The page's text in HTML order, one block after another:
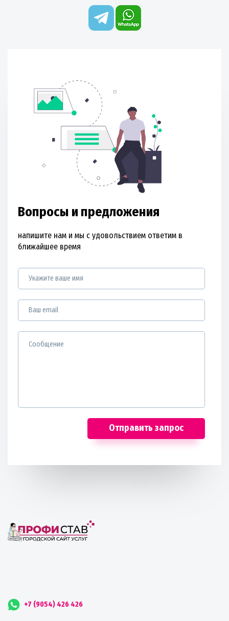
Вопросы и предложения
напишите нам и мы с удовольствием ответим в
ближайшее время
Отправить запрос
+7 (9054) 426 426